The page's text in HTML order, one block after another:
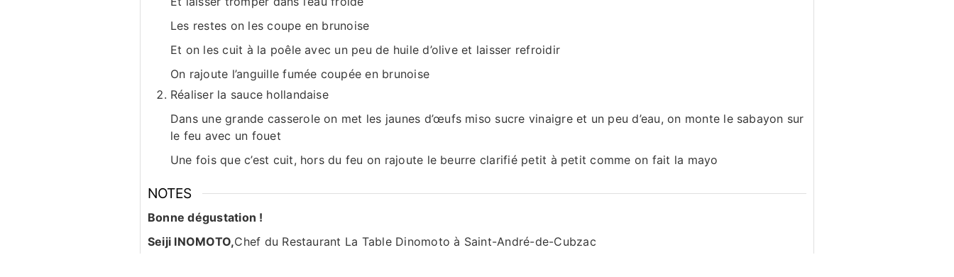
Les restes on les coupe en brunoise
Et on les cuit à la poêle avec un peu de huile d’olive et laisser refroidir
On rajoute l’anguille fumée coupée en brunoise
Réaliser la sauce hollandaise
Dans une grande casserole on met les jaunes d’œufs miso sucre vinaigre et un peu d’eau, on monte le sabayon sur
le feu avec un fouet
Une fois que c’est cuit, hors du feu on rajoute le beurre clarifié petit à petit comme on fait la mayo
NOTES
Bonne dégustation !
Seiji INOMOTO,Chef du Restaurant La Table Dinomoto à Saint-André-de-Cubzac